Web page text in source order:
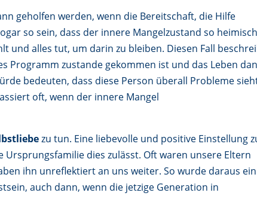
geholfen werden, wenn die Bereitschaft, die Hilfe
so sein, dass der innere Mangelzustand so heimisch
und alles tut, um darin zu bleiben. Diesen Fall
Programm zustande gekommen ist und das Leben
bedeuten, dass diese Person überall Probleme
oft, wenn der innere Mangel
zu tun. Eine liebevolle und positive Einstellung
dies zulässt. Oft waren unsere Eltern
ihn unreflektiert an uns weiter. So wurde daraus ein
auch dann, wenn die jetzige Generation in